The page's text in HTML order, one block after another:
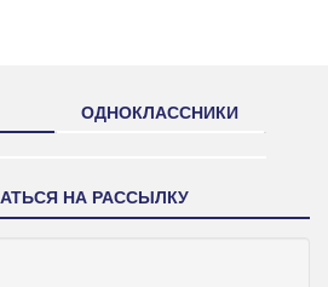
ОДНОКЛАССНИКИ
НА РАССЫЛКУ